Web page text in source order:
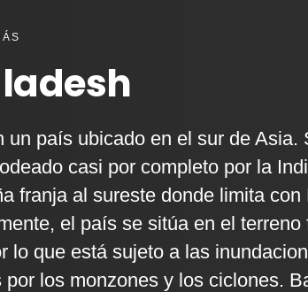
un país ubicado en el sur de Asia.
casi por completo por la
franja al sureste donde limita con
el país se sitúa en el terreno
lo que está sujeto a las
por los monzones y los ciclones.